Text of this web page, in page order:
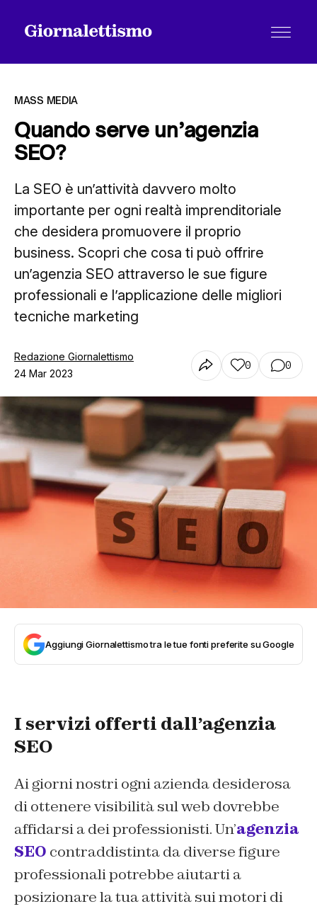
Tutti gli articoli
Chi siamo
Contatti
MASS MEDIA
Quando serve un’agenzia
SEO?
La SEO è un’attività davvero molto
importante per ogni realtà imprenditoriale
che desidera promuovere il proprio
business. Scopri che cosa ti può offrire
un’agenzia SEO attraverso le sue figure
professionali e l’applicazione delle migliori
tecniche marketing
Redazione Giornalettismo
24 Mar 2023
0 0
Aggiungi Giornalettismo tra le tue fonti preferite su Google
I servizi offerti dall’agenzia
SEO
Ai giorni nostri ogni azienda desiderosa
di ottenere visibilità sul web dovrebbe
affidarsi a dei professionisti. Un’agenzia
SEO contraddistinta da diverse figure
professionali potrebbe aiutarti a
posizionare la tua attività sui motori di